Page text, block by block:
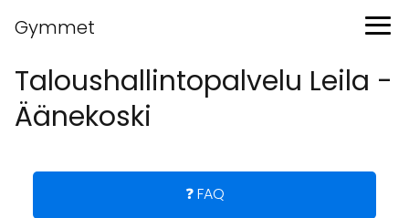
Gymmet
Taloushallintopalvelu Leila -
Äänekoski
❓ FAQ